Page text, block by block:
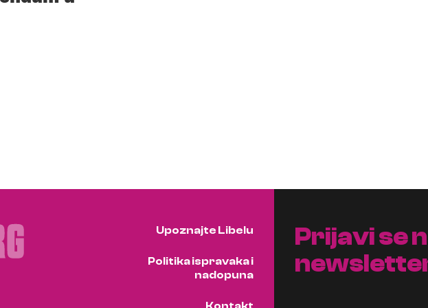
Upoznajte Libelu
Politika ispravaka i
nadopuna
Prijavi se